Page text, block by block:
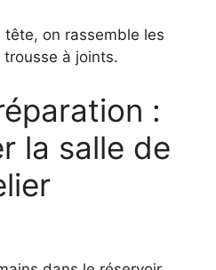
on rassemble les
trousse à joints.
:
la salle de